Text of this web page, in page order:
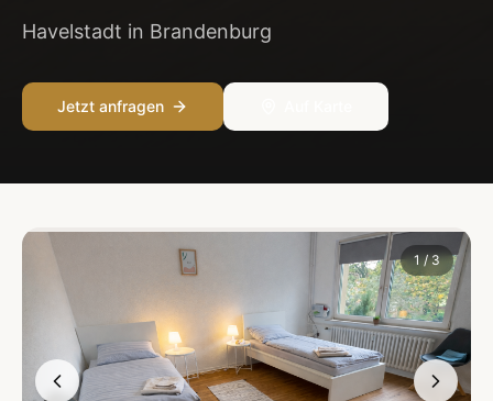
Havelstadt in Brandenburg
Jetzt anfragen
1/3